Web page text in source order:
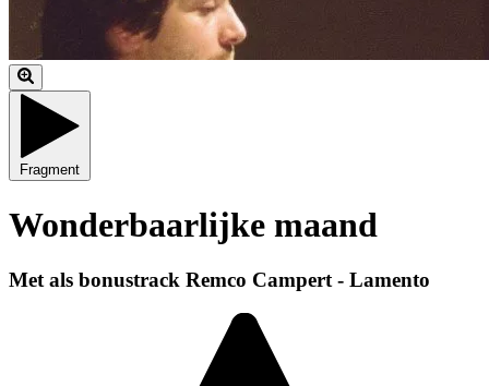
Fragment
Wonderbaarlijke maand
Met als bonustrack Remco Campert - Lamento